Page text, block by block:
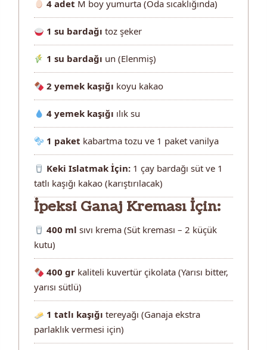
4 adet M boy yumurta (Oda sıcaklığında)
1 su bardağı toz şeker
1 su bardağı un (Elenmiş)
2 yemek kaşığı koyu kakao
4 yemek kaşığı ılık su
1 paket kabartma tozu ve 1 paket vanilya
Keki Islatmak İçin: 1 çay bardağı süt ve 1
tatlı kaşığı kakao (karıştırılacak)
İpeksi Ganaj Kreması İçin:
400 ml sıvı krema (Süt kreması – 2 küçük
kutu)
400 gr kaliteli kuvertür çikolata (Yarısı bitter,
yarısı sütlü)
1 tatlı kaşığı tereyağı (Ganaja ekstra
parlaklık vermesi için)